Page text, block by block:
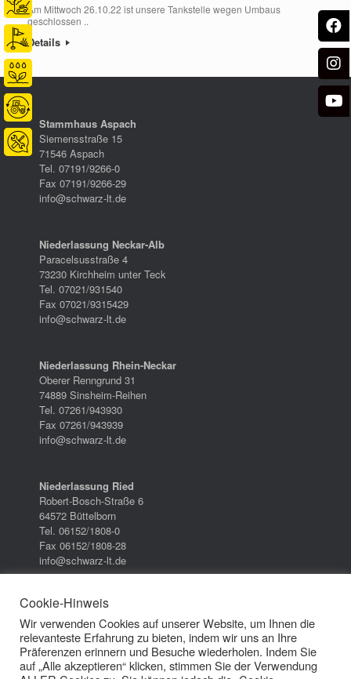
Am Mittwoch 26.10.22 ist unsere Tankstelle wegen Umbaus
geschlossen ..
Details
Stammhaus Aspach
Siemensstraße 15
71546 Aspach
Tel. 07191/9266-0
Fax 07191/9266-29
info@schwarz-lt.de
Niederlassung Neckar-Alb
Paracelsusstraße 4
73230 Kirchheim unter Teck
Tel. 07021/931540
Fax 07021/9315429
info@schwarz-lt.de
Niederlassung Rhein-Neckar
Oberer Renngrund 31
74889 Sinsheim-Reihen
Tel. 07261/943930
Fax 07261/943939
info@schwarz-lt.de
Niederlassung Ried
Robert-Bosch-Straße 6
64572 Büttelborn
Tel. 06152/1808-0
Fax 06152/1808-28
info@schwarz-lt.de
Datenschutzerklärung/Impressum/AGB
Cookie-Hinweis
Wir verwenden Cookies auf unserer Website, um Ihnen die
relevanteste Erfahrung zu bieten, indem wir uns an Ihre
Präferenzen erinnern und Besuche wiederholen. Indem Sie
auf „Alle akzeptieren“ klicken, stimmen Sie der Verwendung